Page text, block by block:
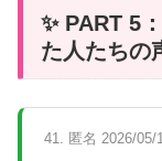
✨ PART 5
た人たちの
41. 匿名 2026/05/